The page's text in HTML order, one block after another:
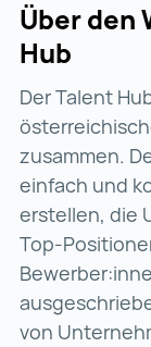
Über den
Hub
Der Talent
zusammen.
einfach und
erstellen, die
Top-
von